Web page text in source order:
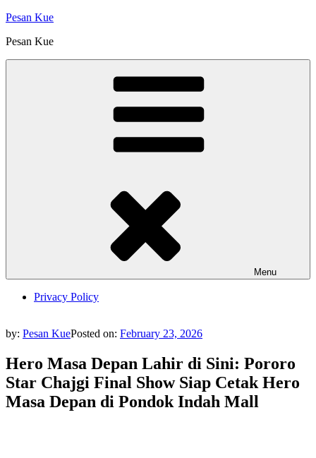
Skip
content
Pesan Kue
Pesan Kue
Menu
Privacy Policy
by: Pesan KuePosted on: February 23, 2026
Hero Masa Depan Lahir di Sini: Pororo
Star Chajgi Final Show Siap Cetak Hero
Masa Depan di Pondok Indah Mall